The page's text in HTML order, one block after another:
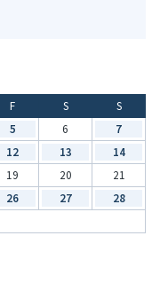
F S
S
5 6
7
12 13
14
19 20
21
26 27
28